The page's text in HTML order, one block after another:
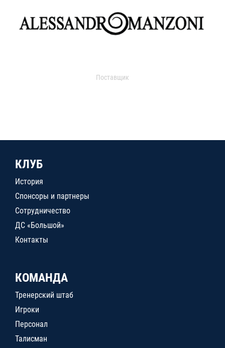
Поставщик
КЛУБ
История
Спонсоры и партнеры
Сотрудничество
ДС «Большой»
Контакты
КОМАНДА
Тренерский штаб
Игроки
Персонал
Талисман